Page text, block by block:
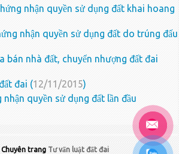
nhận quyền sử dụng đất khai hoang
nhận quyền sử dụng đất do trúng đấu
bán nhà đất, chuyển nhượng đất đai
đai (12/11/2015)
nhận quyền sử dụng đất lần đầu
trangTư vấn luật đất đai